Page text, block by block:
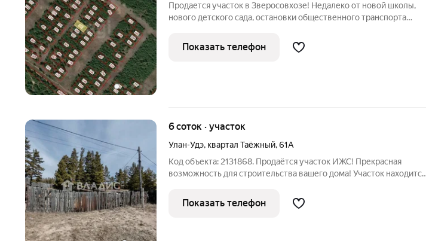
Продается участок в Зверосовхозе! Недалеко от новой школы,
нового детского сада, остановки общественного транспорта
поликлинику! Площадь участка 6 соток. Идеально подходит для
строительства
Показать телефон
6 соток · участок
Улан-Удэ, квартал Таёжный,61А
Код объекта: 2131868. Продаётся участок ИЖС! Прекрасная
возможность для строительства вашего дома! Участок находится
общественного транспорта. Основные характеристики: Статус:
ИЖС Возможность
Показать телефон